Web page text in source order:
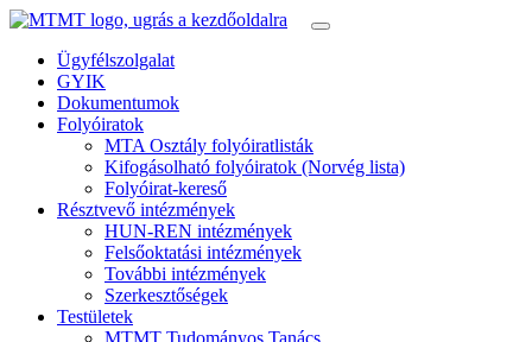
Ügyfélszolgalat
GYIK
Dokumentumok
Folyóiratok
MTA Osztály folyóiratlisták
Kifogásolható folyóiratok (Norvég lista)
Folyóirat-kereső
Résztvevő intézmények
HUN-REN intézmények
Felsőoktatási intézmények
További intézmények
Szerkesztőségek
Testületek
MTMT Tudományos Tanács